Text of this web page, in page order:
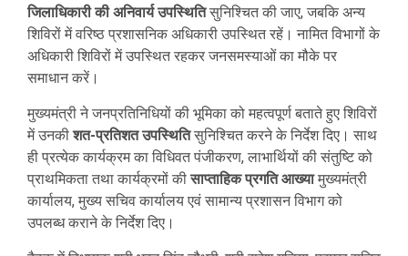
जिलाधिकारी की अनिवार्य उपस्थितिसुनिश्चित की जाए, जबकि अन्य
शिविरों में वरिष्ठ प्रशासनिक अधिकारी उपस्थित रहें। नामित विभागों के
अधिकारी शिविरों में उपस्थित रहकर जनसमस्याओं का मौके पर
समाधान करें।
मुख्यमंत्री ने जनप्रतिनिधियों की भूमिका को महत्वपूर्ण बताते हुए शिविरों
में उनकीशत-प्रतिशत उपस्थितिसुनिश्चित करने के निर्देश दिए। साथ
ही प्रत्येक कार्यक्रम का विधिवत पंजीकरण, लाभार्थियों की संतुष्टि को
प्राथमिकता तथा कार्यक्रमों कीसाप्ताहिक प्रगति आख्यामुख्यमंत्री
कार्यालय, मुख्य सचिव कार्यालय एवं सामान्य प्रशासन विभाग को
उपलब्ध कराने के निर्देश दिए।